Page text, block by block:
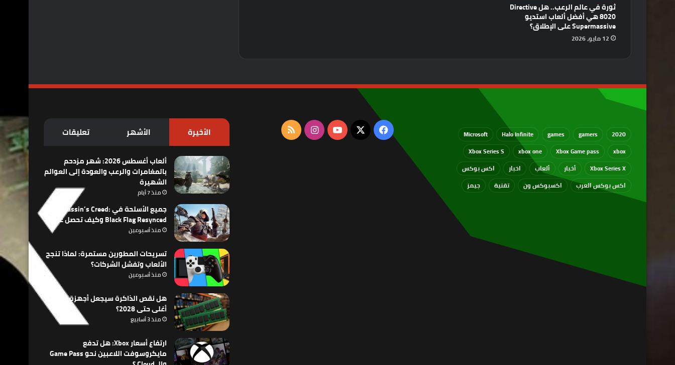
ثورة في عالم الرعب.. هل Directive
8020 هي أفضل ألعاب استديو
Supermassive على الإطلاق؟
12 مايو، 2026
2020
gamers
games
Halo Infinite
Microsoft
xbox
Xbox Game pass
xbox one
Xbox Series S
Xbox Series X
أخبار ألعاب اخبار
اكس بوكس
اكس بوكس العرب
اكسبوكس ون تقنية جيمز
فيسبوك
‫X
‫YouTubeانستقرامملخص
الأخيرة الأشهر تعليقات
ألعاب أغسطس 2026: شهر مزدحم
بالمغامرات والرعب والعودة إلى العوالم
الشهيرة
منذ 7 أيام
جميع الأسلحة في Assassin’s Creed:
Black Flag Resynced وكيف تحصل عليها
منذ أسبوعين
تسريحات المطورين مستمرة: لماذا تنجح
الألعاب وتفشل الشركات؟
منذ أسبوعين
هل نقص الذاكرة سيجعل أجهزة الألعاب
أغلى حتى 2028؟
منذ 3 أسابيع
ارتفاع أسعار Xbox: هل تدفع
مايكروسوفت اللاعبين نحو Game Pass